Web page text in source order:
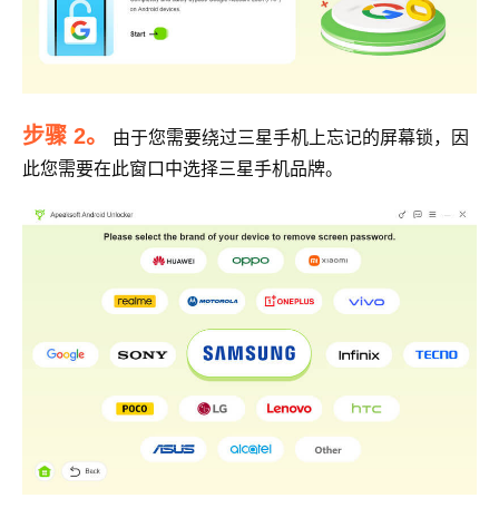
步骤 2。
由于您需要绕过三星手机上忘记的屏幕锁，因
此您需要在此窗口中选择三星手机品牌。